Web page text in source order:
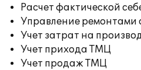
Расчет фактической
Управление ремонтами
Учет затрат на
Учет прихода ТМЦ
Учет продаж ТМЦ